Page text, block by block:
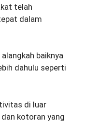
telah
dalam
baiknya
dahulu seperti
di luar
kotoran yang